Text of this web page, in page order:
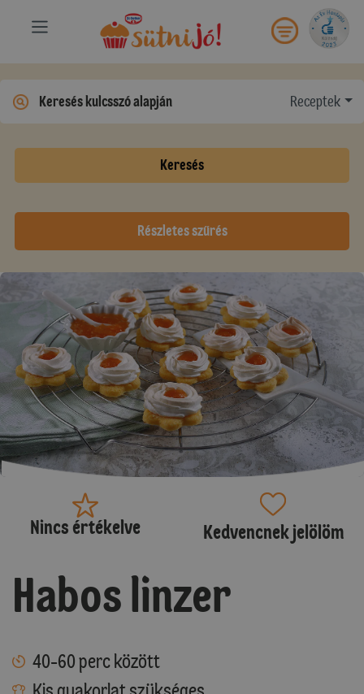
Receptek
Keresés
Részletes szűrés
Nincs értékelve Kedvencnek jelölöm
Habos linzer
40-60 perc között